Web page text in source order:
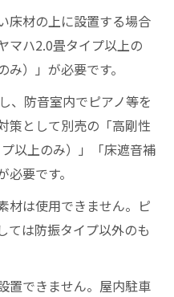
床材の上に設置する場合
マハ2.0畳タイプ以上の
）」が必要です。
、防音室内でピアノ等を
策として別売の「高剛性
以上のみ）」「床遮音補
要です。
材は使用できません。ピ
ては防振タイプ以外のも
置できません。屋内駐車